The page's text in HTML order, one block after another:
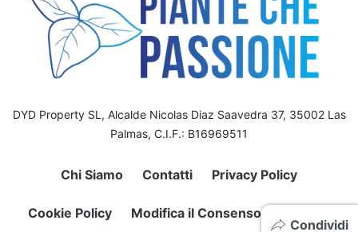
Condividi
DYD Property SL, Alcalde Nicolas Diaz Saavedra 37, 35002 Las
Palmas, C.I.F.: B16969511
Chi Siamo Contatti Privacy Policy
Cookie Policy Modifica il Consenso sui Cookie